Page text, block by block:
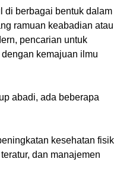
di berbagai bentuk dalam
ramuan keabadian atau
pencarian untuk
kemajuan ilmu
abadi, ada beberapa
kesehatan fisik
dan manajemen